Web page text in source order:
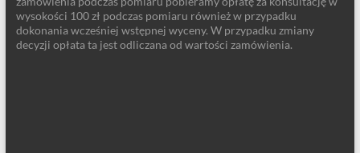
wysokości 100 zł podczas pomiaru również w przypadku
dokonania wcześniej wstępnej wyceny. W przypadku zmiany
decyzji opłata ta jest odliczana od wartości zamówienia.